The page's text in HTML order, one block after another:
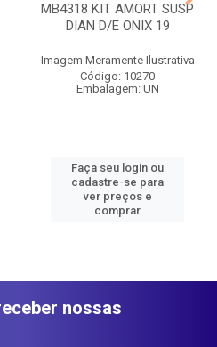
MB4318 KIT AMORT SUSP
DIAN D/E ONIX 19
Imagem Meramente Ilustrativa
Código: 10270
Embalagem: UN
Faça seu login ou
cadastre-se para
ver preços e
comprar
nossas